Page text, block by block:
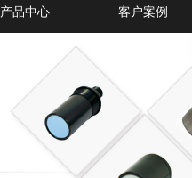
产品中心 客户案例